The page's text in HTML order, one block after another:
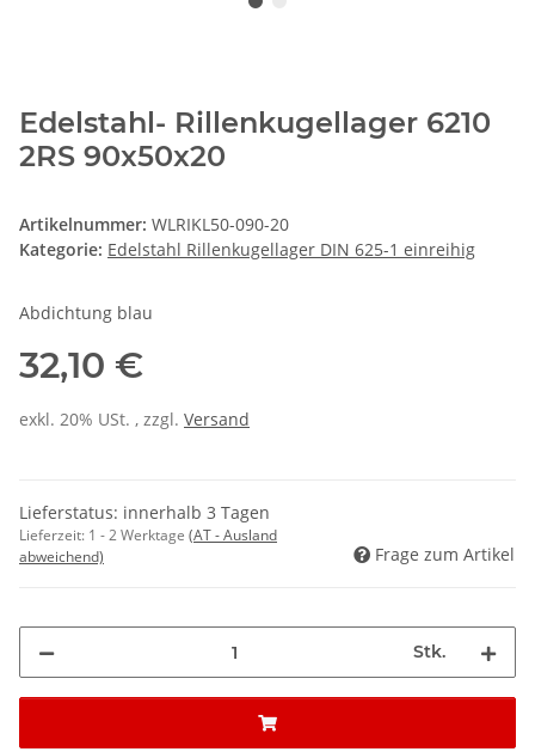
Edelstahl- Rillenkugellager 6210
2RS 90x50x20
Artikelnummer: WLRIKL50-090-20
Kategorie: Edelstahl Rillenkugellager DIN 625-1 einreihig
Abdichtung blau
32,10 €
exkl. 20% USt. , zzgl. Versand
Lieferstatus: innerhalb 3 Tagen
Lieferzeit: 1 - 2 Werktage (AT - Ausland
abweichend)
Frage zum Artikel
Stk.